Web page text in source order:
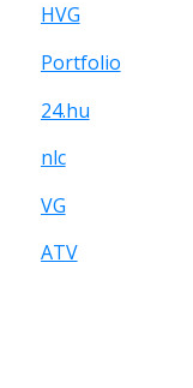
HVG
Portfolio
24.hu
nlc
VG
ATV